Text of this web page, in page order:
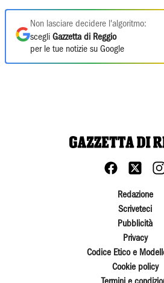
Non lasciare decidere l'algoritmo:
scegli Gazzetta di Reggio
per le tue notizie su Google
Redazione
Scriveteci
Pubblicità
Privacy
Codice Etico e
Cookie policy